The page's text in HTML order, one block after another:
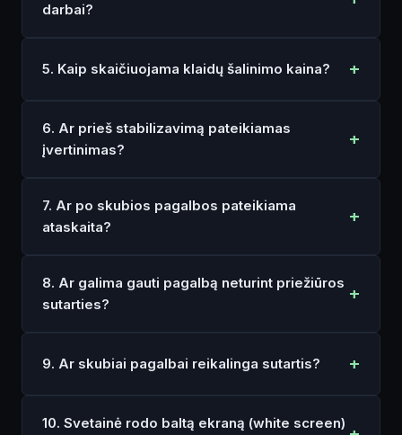
darbai?
5. Kaip skaičiuojama klaidų šalinimo kaina?
6. Ar prieš stabilizavimą pateikiamas
įvertinimas?
7. Ar po skubios pagalbos pateikiama
ataskaita?
8. Ar galima gauti pagalbą neturint priežiūros
sutarties?
9. Ar skubiai pagalbai reikalinga sutartis?
10. Svetainė rodo baltą ekraną (white screen)